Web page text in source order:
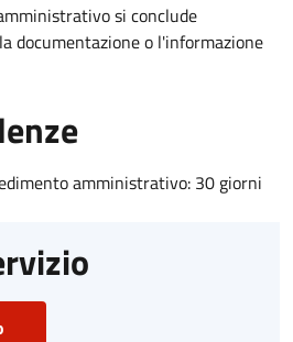
si conclude
documentazione o l'informazione
amministrativo: 30 giorni